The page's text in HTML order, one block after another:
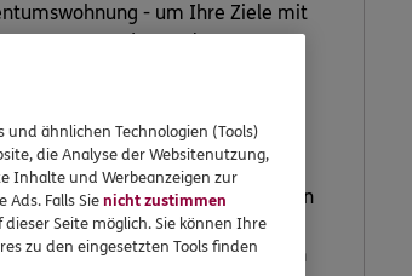
- um Ihre Ziele mit
ERGO Fondssparplan an.
aussetzen, reduzieren oder den
Anteilspreis durch den
und ähnlichen Technologien (Tools)
die Analyse der Websitenutzung,
Inhalte und Werbeanzeigen zur
Ads. Falls Sienicht zustimmen
Seite möglich. Sie können Ihre
zu den eingesetzten Tools finden